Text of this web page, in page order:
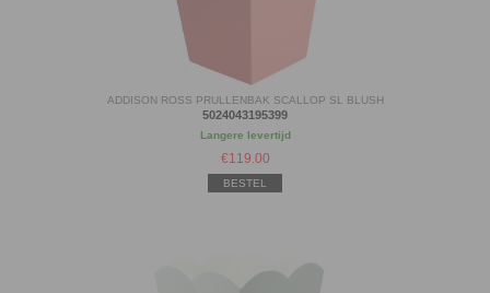
ADDISON ROSS PRULLENBAK SCALLOP SL BLUSH
5024043195399
Langere levertijd
€119.00
BESTEL